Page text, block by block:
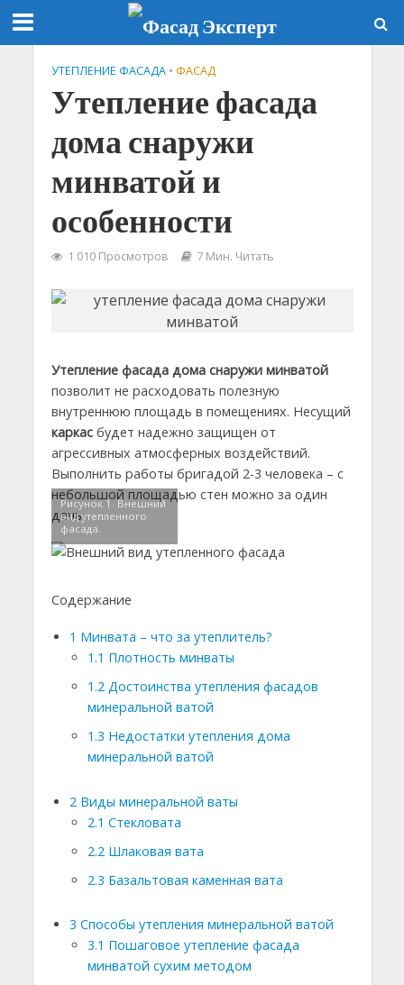
УТЕПЛЕНИЕ ФАСАДА • ФАСАД
Утепление фасада
дома снаружи
минватой и
особенности
1 010 Просмотров 7 Мин. Читать
Утепление фасада дома снаружи минватой
позволит не расходовать полезную
внутреннюю площадь в помещениях. Несущий
каркасбудет надежно защищен от
агрессивных атмосферных воздействий.
Выполнить работы бригадой 2-3 человека – с
небольшой площадью стен можно за один
день.
Рисунок 1. Внешний
вид утепленного
фасада.
Содержание
1 Минвата – что за утеплитель?
1.1 Плотность минваты
1.2 Достоинства утепления фасадов
минеральной ватой
1.3 Недостатки утепления дома
минеральной ватой
2 Виды минеральной ваты
2.1 Стекловата
2.2 Шлаковая вата
2.3 Базальтовая каменная вата
3 Способы утепления минеральной ватой
3.1 Пошаговое утепление фасада
минватой сухим методом